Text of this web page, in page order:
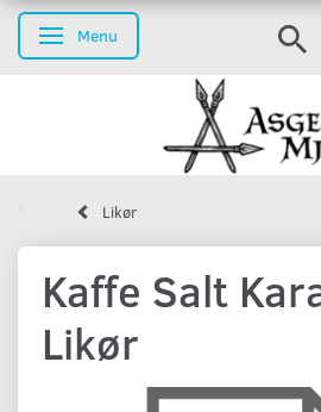
Skifte navigation
Menu
Likør
Kaffe Salt
Likør